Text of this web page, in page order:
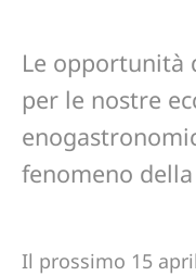
Le opportunità
per le nostre
fenomeno
Il prossimo 15